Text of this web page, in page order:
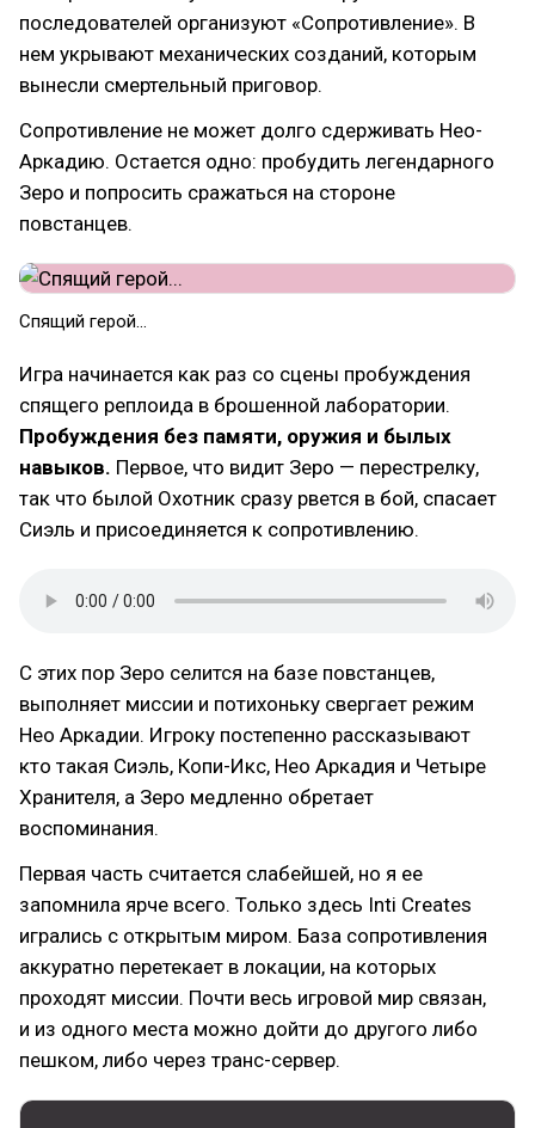
последователей организуют «Сопротивление». В
нем укрывают механических созданий, которым
вынесли смертельный приговор.
Сопротивление не может долго сдерживать Нео-
Аркадию. Остается одно: пробудить легендарного
Зеро и попросить сражаться на стороне
повстанцев.
Спящий герой...
Игра начинается как раз со сцены пробуждения
спящего реплоида в брошенной лаборатории.
Пробуждения без памяти, оружия и былых
навыков. Первое, что видит Зеро — перестрелку,
так что былой Охотник сразу рвется в бой, спасает
Сиэль и присоединяется к сопротивлению.
С этих пор Зеро селится на базе повстанцев,
выполняет миссии и потихоньку свергает режим
Нео Аркадии. Игроку постепенно рассказывают
кто такая Сиэль, Копи-Икс, Нео Аркадия и Четыре
Хранителя, а Зеро медленно обретает
воспоминания.
Первая часть считается слабейшей, но я ее
запомнила ярче всего. Только здесь Inti Creates
игрались с открытым миром. База сопротивления
аккуратно перетекает в локации, на которых
проходят миссии. Почти весь игровой мир связан,
и из одного места можно дойти до другого либо
пешком, либо через транс-сервер.